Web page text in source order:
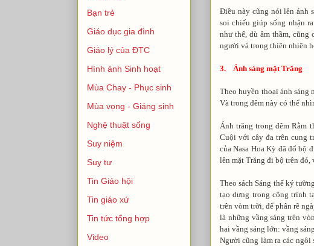
Điều này cũng nói lên ánh
soi chiếu giúp sống nhận
như thế, dù âm thầm, cũng
người và trong thiên nhiên
3. Ánh sáng mặt Trăng
Theo huyền thoại ánh sáng
Và trong đêm này có thể
Ánh trăng trong đêm Rằm
Cuội với cây đa trên cung
của Nasa Hoa Kỳ đã đổ bộ
lên mặt Trăng đi bộ trên đó,
Theo sách Sáng thế ký
tạo dựng trong công trình
trên vòm trời, để phân rẽ
là những vầng sáng trên
hai vầng sáng lớn: vầng
Người cũng làm ra các ngôi
Bạn trẻ
Giáo dục gia đình
Giáo lý của ĐTC
Hình ảnh Sinh hoạt
Mùa Chay - Phục sinh
Mùa vọng - Giáng sinh
Nghệ thuật sống
Suy niệm
Suy tư
Tin Giáo hội
Tin giáo xứ
Tin tức tổng hợp
Video